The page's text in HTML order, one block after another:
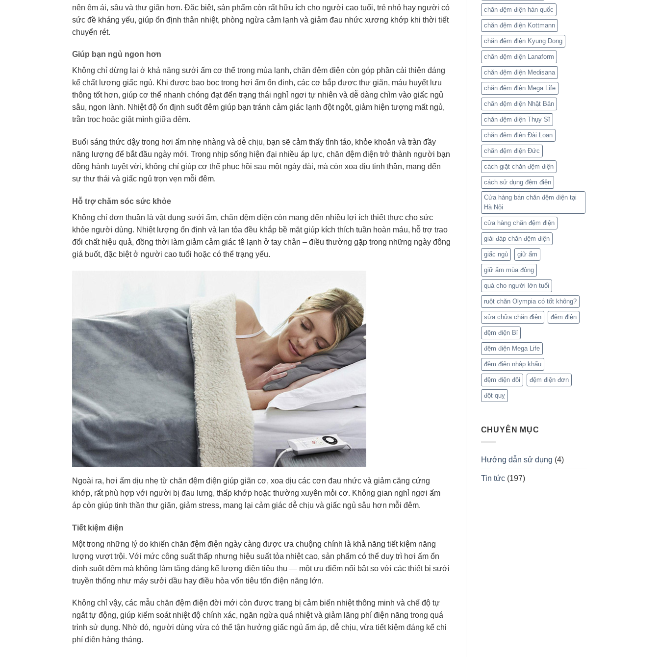
nên êm ái, sâu và thư giãn hơn. Đặc biệt, sản phẩm còn rất hữu ích cho người cao tuổi, trẻ nhỏ hay người có
sức đề kháng yếu, giúp ổn định thân nhiệt, phòng ngừa cảm lạnh và giảm đau nhức xương khớp khi thời tiết
chuyển rét.
Giúp bạn ngủ ngon hơn
Không chỉ dừng lại ở khả năng sưởi ấm cơ thể trong mùa lạnh, chăn đệm điện còn góp phần cải thiện đáng
kể chất lượng giấc ngủ. Khi được bao bọc trong hơi ấm ổn định, các cơ bắp được thư giãn, máu huyết lưu
thông tốt hơn, giúp cơ thể nhanh chóng đạt đến trạng thái nghỉ ngơi tự nhiên và dễ dàng chìm vào giấc ngủ
sâu, ngon lành. Nhiệt độ ổn định suốt đêm giúp bạn tránh cảm giác lạnh đột ngột, giảm hiện tượng mất ngủ,
trằn trọc hoặc giật mình giữa đêm.
Buổi sáng thức dậy trong hơi ấm nhẹ nhàng và dễ chịu, bạn sẽ cảm thấy tỉnh táo, khỏe khoắn và tràn đầy
năng lượng để bắt đầu ngày mới. Trong nhịp sống hiện đại nhiều áp lực, chăn đệm điện trở thành người bạn
đồng hành tuyệt vời, không chỉ giúp cơ thể phục hồi sau một ngày dài, mà còn xoa dịu tinh thần, mang đến
sự thư thái và giấc ngủ trọn vẹn mỗi đêm.
Hỗ trợ chăm sóc sức khỏe
Không chỉ đơn thuần là vật dụng sưởi ấm, chăn đệm điện còn mang đến nhiều lợi ích thiết thực cho sức
khỏe người dùng. Nhiệt lượng ổn định và lan tỏa đều khắp bề mặt giúp kích thích tuần hoàn máu, hỗ trợ trao
đổi chất hiệu quả, đồng thời làm giảm cảm giác tê lạnh ở tay chân – điều thường gặp trong những ngày đông
giá buốt, đặc biệt ở người cao tuổi hoặc có thể trạng yếu.
Ngoài ra, hơi ấm dịu nhẹ từ chăn đệm điện giúp giãn cơ, xoa dịu các cơn đau nhức và giảm căng cứng
khớp, rất phù hợp với người bị đau lưng, thấp khớp hoặc thường xuyên mỏi cơ. Không gian nghỉ ngơi ấm
áp còn giúp tinh thần thư giãn, giảm stress, mang lại cảm giác dễ chịu và giấc ngủ sâu hơn mỗi đêm.
Tiết kiệm điện
Một trong những lý do khiến chăn đệm điện ngày càng được ưa chuộng chính là khả năng tiết kiệm năng
lượng vượt trội. Với mức công suất thấp nhưng hiệu suất tỏa nhiệt cao, sản phẩm có thể duy trì hơi ấm ổn
định suốt đêm mà không làm tăng đáng kể lượng điện tiêu thụ — một ưu điểm nổi bật so với các thiết bị sưởi
truyền thống như máy sưởi dầu hay điều hòa vốn tiêu tốn điện năng lớn.
Không chỉ vậy, các mẫu chăn đệm điện đời mới còn được trang bị cảm biến nhiệt thông minh và chế độ tự
ngắt tự động, giúp kiểm soát nhiệt độ chính xác, ngăn ngừa quá nhiệt và giảm lãng phí điện năng trong quá
trình sử dụng. Nhờ đó, người dùng vừa có thể tận hưởng giấc ngủ ấm áp, dễ chịu, vừa tiết kiệm đáng kể chi
phí điện hàng tháng.
chăn đệm điện hàn quốc
chăn đệm điện Kottmann
chăn đệm điện Kyung Dong
chăn đệm điện Lanaform
chăn đệm điện Medisana
chăn đệm điện Mega Life
chăn đệm điện Nhật Bản
chăn đệm điện Thụy Sĩ
chăn đệm điện Đài Loan
chăn đệm điện Đức
cách giặt chăn đệm điện
cách sử dụng đệm điện
Cửa hàng bán chăn đệm điện tại
Hà Nội
cửa hàng chăn đệm điện
giải đáp chăn đệm điện
giấc ngủ giữ ấm
giữ ấm mùa đông
quà cho người lớn tuổi
ruột chăn Olympia có tốt không?
sửa chữa chăn điện đệm điện
đệm điện Bỉ
đệm điện Mega Life
đệm điện nhập khẩu
đệm điện đôi đệm điện đơn
đột quỵ
CHUYÊN MỤC
Hướng dẫn sử dụng (4)
Tin tức(197)